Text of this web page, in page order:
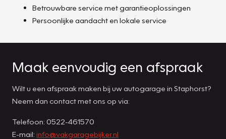
Betrouwbare service met garantieoplossingen
Persoonlijke aandacht en lokale service
Maak eenvoudig een afspraak
Wilt u een afspraak maken bij uw autogarage in Staphorst?
Neem dan contact met ons op via:
Telefoon: 0522-461570
E-mail: info@vakgaragebijker.nl